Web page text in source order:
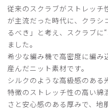
ご購入者様
購入確認済み
年齢: 50代 身長:156-160cm
サイズ感
ストレッチ感
よく伸びる
厚さとても薄い
ストレッチがあり、1日着て
商品：752レディース:ジ
LUXE/バーガンディー/XL
従来のスクラブがストレッチ
が主流だった時代に、クラシ
るべき」と考え、スクラブに
ました。
希少な編み機で高密度に編み
産んだニット素材です。
シルクのような高級感のある
特徴のストレッチ性の高い綿
さと安心感のある厚みで、地